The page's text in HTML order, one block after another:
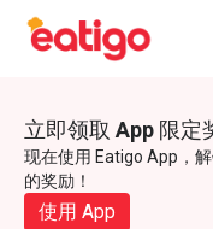
立即领取 App 限定
现在使用 Eatigo App，
的奖励！
使用 App